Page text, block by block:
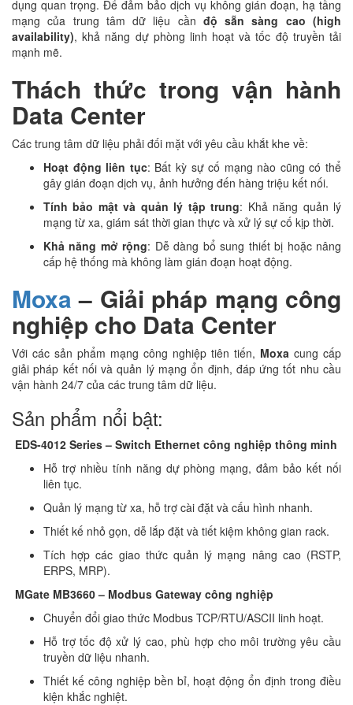
dụng quan trọng. Để đảm bảo dịch vụ không gián đoạn, hạ tầng
mạng của trung tâm dữ liệu cần độ sẵn sàng cao (high
availability), khả năng dự phòng linh hoạt và tốc độ truyền tải
mạnh mẽ.
Thách thức trong vận hành
Data Center
Các trung tâm dữ liệu phải đối mặt với yêu cầu khắt khe về:
Hoạt động liên tục: Bất kỳ sự cố mạng nào cũng có thể
gây gián đoạn dịch vụ, ảnh hưởng đến hàng triệu kết nối.
Tính bảo mật và quản lý tập trung: Khả năng quản lý
mạng từ xa, giám sát thời gian thực và xử lý sự cố kịp thời.
Khả năng mở rộng: Dễ dàng bổ sung thiết bị hoặc nâng
cấp hệ thống mà không làm gián đoạn hoạt động.
Moxa – Giải pháp mạng công
nghiệp cho Data Center
Với các sản phẩm mạng công nghiệp tiên tiến, Moxa cung cấp
giải pháp kết nối và quản lý mạng ổn định, đáp ứng tốt nhu cầu
vận hành 24/7 của các trung tâm dữ liệu.
Sản phẩm nổi bật:
EDS-4012 Series – Switch Ethernet công nghiệp thông minh
Hỗ trợ nhiều tính năng dự phòng mạng, đảm bảo kết nối
liên tục.
Quản lý mạng từ xa, hỗ trợ cài đặt và cấu hình nhanh.
Thiết kế nhỏ gọn, dễ lắp đặt và tiết kiệm không gian rack.
Tích hợp các giao thức quản lý mạng nâng cao (RSTP,
ERPS, MRP).
MGate MB3660 – Modbus Gateway công nghiệp
Chuyển đổi giao thức Modbus TCP/RTU/ASCII linh hoạt.
Hỗ trợ tốc độ xử lý cao, phù hợp cho môi trường yêu cầu
truyền dữ liệu nhanh.
Thiết kế công nghiệp bền bỉ, hoạt động ổn định trong điều
kiện khắc nghiệt.